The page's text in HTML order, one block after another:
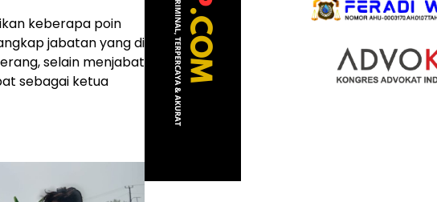
keberapa poin
jabatan yang di
selain menjabat
sebagai ketua